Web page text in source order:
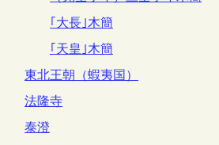
｢大長｣木簡
｢天皇｣木簡
東北王朝（蝦夷国）
法隆寺
泰澄